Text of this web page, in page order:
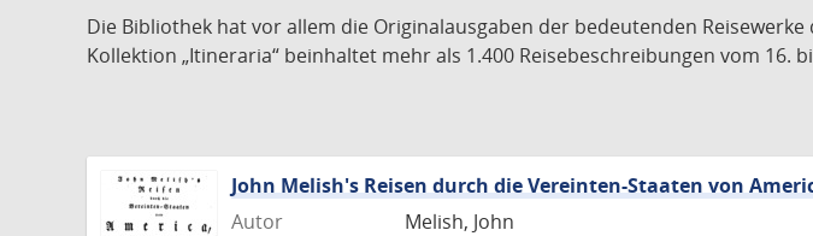
Die Bibliothek hat vor allem die Originalausgaben der bedeutenden
Kollektion „Itineraria“ beinhaltet mehr als 1.400 Reisebeschreibungen vom 16.
John Melish's Reisen durch die Vereinten-Staaten von
Autor
Melish, John